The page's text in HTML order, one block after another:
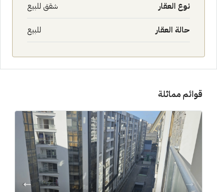
نوع العقار شقق للبيع
حالة العقار للبيع
قوائم مماثلة